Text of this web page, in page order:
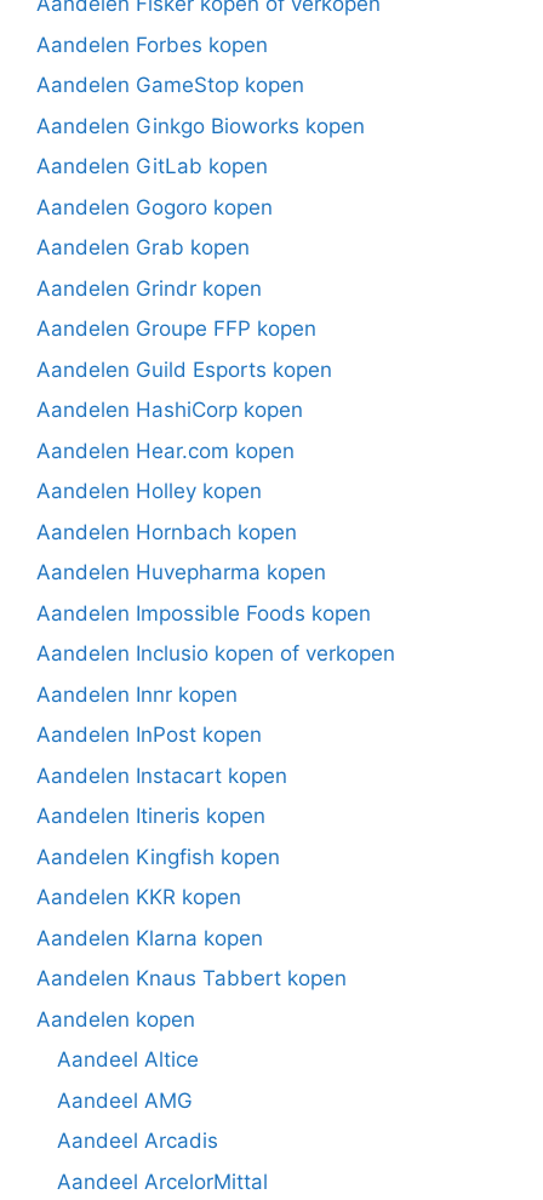
Aandelen Forbes kopen
Aandelen GameStop kopen
Aandelen Ginkgo Bioworks kopen
Aandelen GitLab kopen
Aandelen Gogoro kopen
Aandelen Grab kopen
Aandelen Grindr kopen
Aandelen Groupe FFP kopen
Aandelen Guild Esports kopen
Aandelen HashiCorp kopen
Aandelen Hear.com kopen
Aandelen Holley kopen
Aandelen Hornbach kopen
Aandelen Huvepharma kopen
Aandelen Impossible Foods kopen
Aandelen Inclusio kopen of verkopen
Aandelen Innr kopen
Aandelen InPost kopen
Aandelen Instacart kopen
Aandelen Itineris kopen
Aandelen Kingfish kopen
Aandelen KKR kopen
Aandelen Klarna kopen
Aandelen Knaus Tabbert kopen
Aandelen kopen
Aandeel Altice
Aandeel AMG
Aandeel Arcadis
Aandeel ArcelorMittal